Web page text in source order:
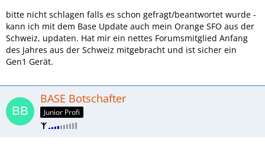
bitte nicht schlagen falls es schon gefragt/beantwortet wurde -
kann ich mit dem Base Update auch mein Orange SFO aus der
Schweiz, updaten. Hat mir ein nettes Forumsmitglied Anfang
des Jahres aus der Schweiz mitgebracht und ist sicher ein
Gen1 Gerät.
BASE Botschafter
Junior Profi